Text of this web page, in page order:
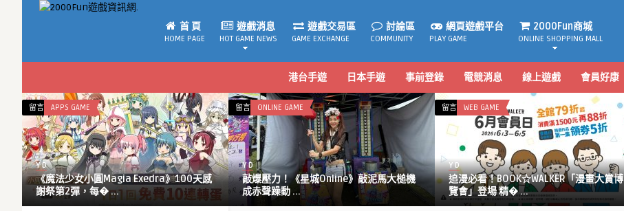
首 頁
HOME PAGE
遊戲消息
HOT GAME NEWS
遊戲交易區
GAME EXCHANGE
討論區
COMMUNITY
網頁遊戲平台
PLAY GAME
2000Fun商城
ONLINE SHOPPING MALL
港台手遊 日本手遊 事前登錄 電競消息 線上遊戲 會員好康
在
〈《魔
法
少
女
小
圓
留言功能已關閉
APPS GAME
Y D
《魔法少女小圓Magia Exedra》100天感
謝祭第2彈，每� ...
在
〈敲
爆
壓
力！
《星
城
留言功能已關閉
ONLINE GAME
Y D
敲爆壓力！《星城Online》敲泥馬大槌機
成赤聲躁動 ...
在
〈追
漫
看！
BOOK☆WALKER「漫
畫
留言功能已關閉
WEB GAME
Y D
追漫必看！BOOK☆WALKER「漫畫大賞博
覽會」登場 精� ...